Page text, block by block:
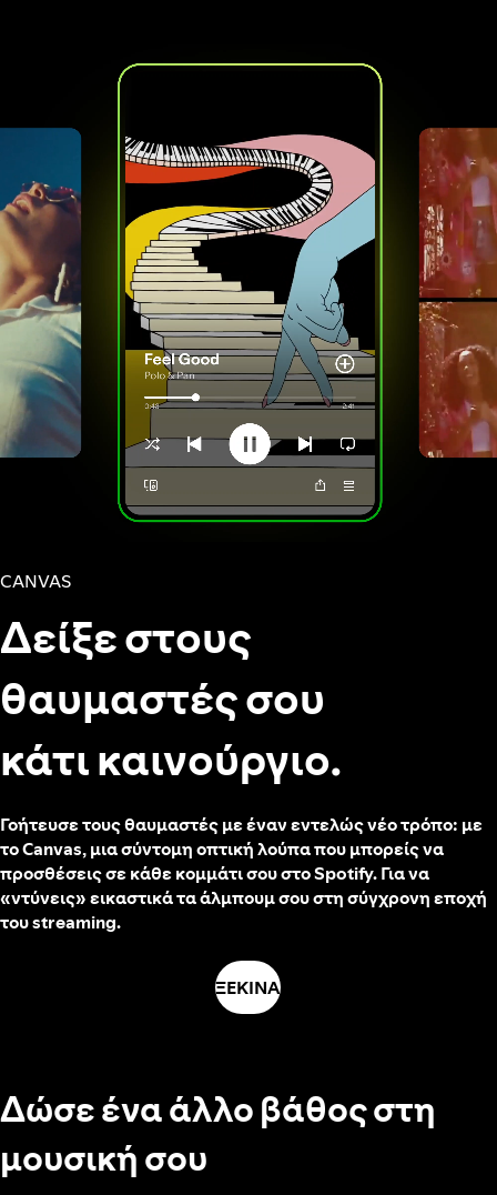
CANVAS
Δείξε στους
θαυμαστές σου
κάτι καινούργιο.
Γοήτευσε τους θαυμαστές με έναν εντελώς νέο τρόπο: με
το Canvas, μια σύντομη οπτική λούπα που μπορείς να
προσθέσεις σε κάθε κομμάτι σου στο Spotify. Για να
«ντύνεις» εικαστικά τα άλμπουμ σου στη σύγχρονη εποχή
του streaming.
ΞΕΚΙΝΑ
Δώσε ένα άλλο βάθος στη
μουσική σου